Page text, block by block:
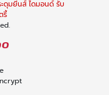
ดุมยีนส์ ไดมอนด์ รับ
รี้